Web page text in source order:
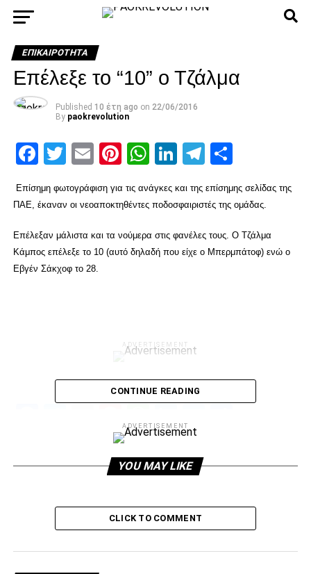
ΕΠΙΚΑΙΡΌΤΗΤΑ
Επέλεξε το “10” ο Τζάλμα
Published 10 έτη ago on 22/06/2016
By paokrevolution
Facebook
Twitter
EmailPinterest
WhatsApp
LinkedIn
Telegram
Επίσημη φωτογράφιση για τις ανάγκες και της επίσημης σελίδας της
ΠΑΕ, έκαναν οι νεοαποκτηθέντες ποδοσφαιριστές της ομάδας.
Επέλεξαν μάλιστα και τα νούμερα στις φανέλες τους. Ο Τζάλμα
Κάμπος επέλεξε το 10 (αυτό δηλαδή που είχε ο Μπερμπάτοφ) ενώ ο
Εβγέν Σάκχοφ το 28.
ADVERTISEMENT
Λέο Μάτος: «Δεν το σκέφτηκα δεύτερη φορά για
CONTINUE READING
ADVERTISEMENT
YOU MAY LIKE
CLICK TO COMMENT